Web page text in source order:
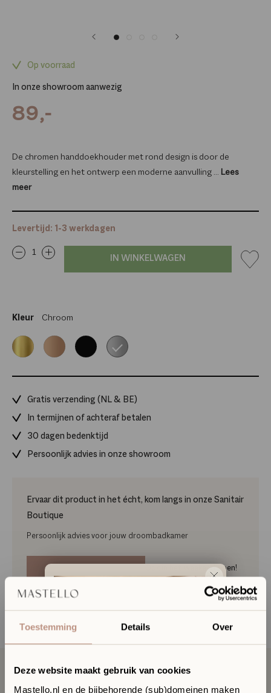
Toestemming Details Over
Deze website maakt gebruik van cookies
Mastello.nl en de bijbehorende (sub)domeinen maken
Op voorraad
In onze showroom aanwezig
89,-
De chromen handdoekhouder met rond design is door de
kleurstelling en het ontwerp een moderne aanvulling ... Lees
meer
Levertijd: 1-3 werkdagen
IN WINKELWAGEN
Kleur Chroom
Goud
Rosé
goud
Zwart Chroom
Gratis verzending (NL & BE)
In termijnen of achteraf betalen
30 dagen bedenktijd
Persoonlijk advies in onze showroom
Ervaar dit product in het écht, kom langs in onze Sanitair
Boutique
Persoonlijk advies voor jouw droombadkamer
Ook in het weekend open!